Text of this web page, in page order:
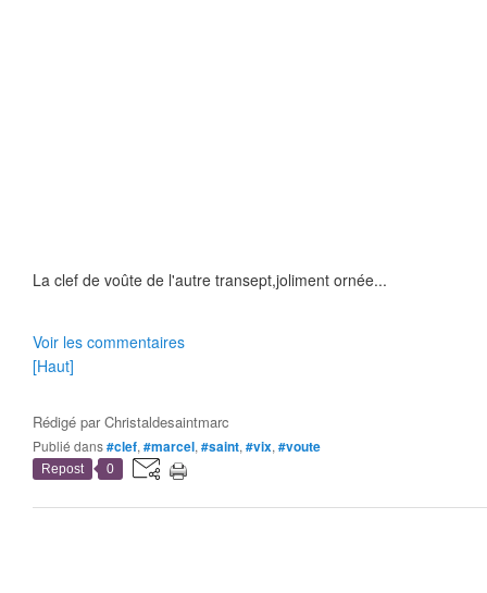
La clef de voûte de l'autre transept,joliment ornée...
Voir les commentaires
[Haut]
Rédigé parChristaldesaintmarc
Publié dans#clef, #marcel, #saint, #vix, #voute
Repost 0